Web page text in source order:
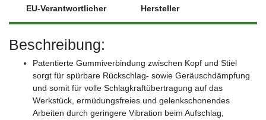
EU-Verantwortlicher Hersteller
Beschreibung:
Patentierte Gummiverbindung zwischen Kopf und Stiel
sorgt für spürbare Rückschlag- sowie Geräuschdämpfung
und somit für volle Schlagkraftübertragung auf das
Werkstück, ermüdungsfreies und gelenkschonendes
Arbeiten durch geringere Vibration beim Aufschlag,